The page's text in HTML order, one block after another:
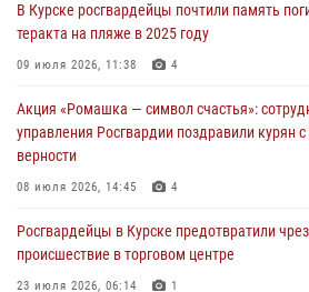
85 владельцев оружия
04 августа 2026, 07:00
297 выездов по сигналу «тревога»
03 августа 2026, 09:46
В Курске росгвардейцы почтили память
теракта на пляже в 2025 году
09 июля 2026, 11:38 4
Акция «Ромашка — символ счастья»:
управления Росгвардии поздравили курян
верности
08 июля 2026, 14:45 4
Росгвардейцы в Курске предотвратили
происшествие в торговом центре
23 июля 2026, 06:14 1